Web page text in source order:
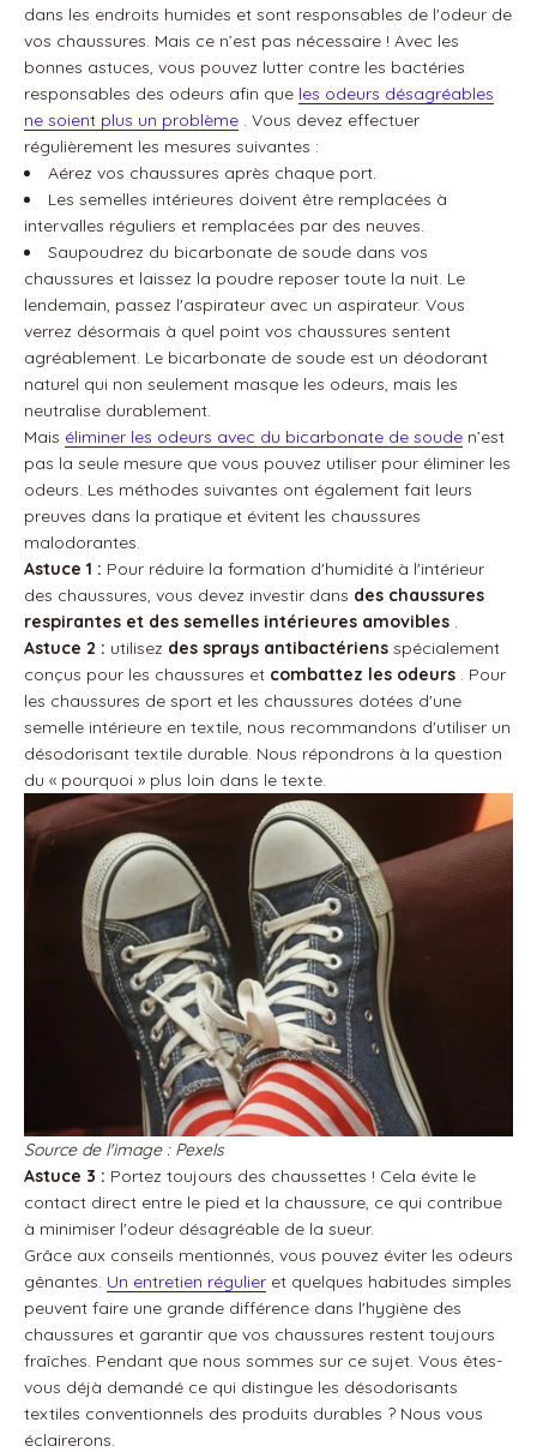
dans les endroits humides et sont responsables de l'odeur de
vos chaussures. Mais ce n’est pas nécessaire ! Avec les
bonnes astuces, vous pouvez lutter contre les bactéries
responsables des odeurs afin que les odeurs désagréables
ne soient plus un problème . Vous devez effectuer
régulièrement les mesures suivantes :
Aérez vos chaussures après chaque port.
Les semelles intérieures doivent être remplacées à
intervalles réguliers et remplacées par des neuves.
Saupoudrez du bicarbonate de soude dans vos
chaussures et laissez la poudre reposer toute la nuit. Le
lendemain, passez l'aspirateur avec un aspirateur. Vous
verrez désormais à quel point vos chaussures sentent
agréablement. Le bicarbonate de soude est un déodorant
naturel qui non seulement masque les odeurs, mais les
neutralise durablement.
Mais éliminer les odeurs avec du bicarbonate de soude n’est
pas la seule mesure que vous pouvez utiliser pour éliminer les
odeurs. Les méthodes suivantes ont également fait leurs
preuves dans la pratique et évitent les chaussures
malodorantes.
Astuce 1 : Pour réduire la formation d'humidité à l'intérieur
des chaussures, vous devez investir dans des chaussures
respirantes et des semelles intérieures amovibles
Astuce 2 : utilisez des sprays antibactériens spécialement
conçus pour les chaussures et combattez les odeurs . Pour
les chaussures de sport et les chaussures dotées d'une
semelle intérieure en textile, nous recommandons d'utiliser un
désodorisant textile durable. Nous répondrons à la question
du « pourquoi » plus loin dans le texte.
Source de l'image : Pexels
Astuce 3 : Portez toujours des chaussettes ! Cela évite le
contact direct entre le pied et la chaussure, ce qui contribue
à minimiser l'odeur désagréable de la sueur.
Grâce aux conseils mentionnés, vous pouvez éviter les odeurs
gênantes. Un entretien régulier et quelques habitudes simples
peuvent faire une grande différence dans l'hygiène des
chaussures et garantir que vos chaussures restent toujours
fraîches. Pendant que nous sommes sur ce sujet. Vous êtes-
vous déjà demandé ce qui distingue les désodorisants
textiles conventionnels des produits durables ? Nous vous
éclairerons.